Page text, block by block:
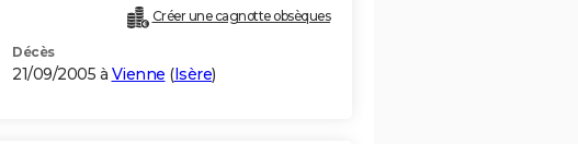
Créer une cagnotte obsèques
Décès
21/09/2005 à Vienne (Isère)